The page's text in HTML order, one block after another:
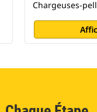
Chargeuses-